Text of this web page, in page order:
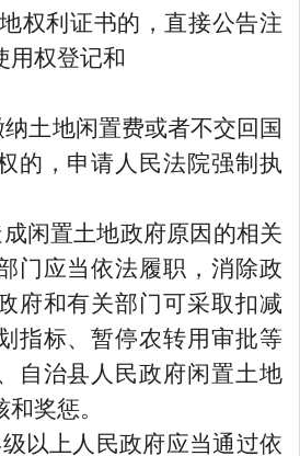
权利证书的，直接公告注
用权登记和
土地闲置费或者不交回国
的，申请人民法院强制执
闲置土地政府原因的相关
门应当依法履职，消除政
府和有关部门可采取扣减
指标、暂停农转用审批等
自治县人民政府闲置土地
奖惩。
以上人民政府应当通过依